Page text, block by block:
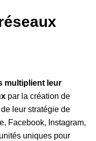
multiplient leur
par la création de
leur stratégie de
Facebook, Instagram,
uniques pour